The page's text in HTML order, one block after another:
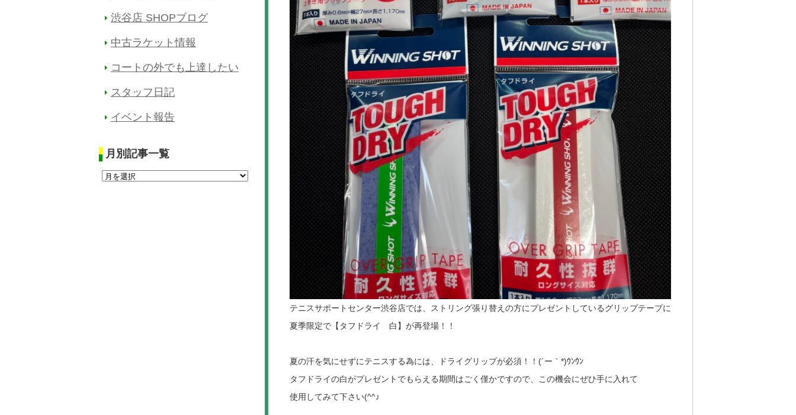
渋谷店 SHOPブログ
中古ラケット情報
コートの外でも上達したい
スタッフ日記
イベント報告
月別記事一覧
テニスサポートセンター渋谷店では、ストリング張り替えの方にプレゼントしているグリップテープに
夏季限定で【タフドライ 白】が再登場！！
夏の汗を気にせずにテニスする為には、ドライグリップが必須！！(´ー｀*)ｳﾝｳﾝ
タフドライの白がプレゼントでもらえる期間はごく僅かですので、この機会にぜひ手に入れて
使用してみて下さい(^^♪